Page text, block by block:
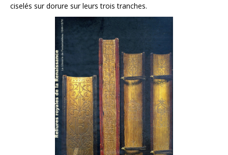
ciselés sur dorure sur leurs trois tranches.